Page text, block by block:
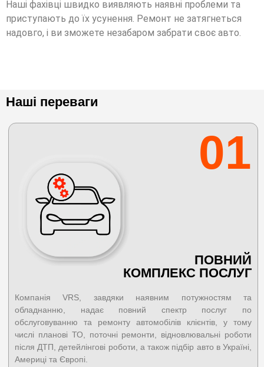
Наші фахівці швидко виявляють наявні проблеми та
приступають до їх усунення. Ремонт не затягнеться
надовго, і ви зможете незабаром забрати своє авто.
Наші переваги
01
ПОВНИЙ
КОМПЛЕКС ПОСЛУГ
Компанія VRS, завдяки наявним потужностям та
обладнанню, надає повний спектр послуг по
обслуговуванню та ремонту автомобілів клієнтів, у тому
числі планові ТО, поточні ремонти, відновлювальні роботи
після ДТП, детейлінгові роботи, а також підбір авто в Україні,
Америці та Європі.